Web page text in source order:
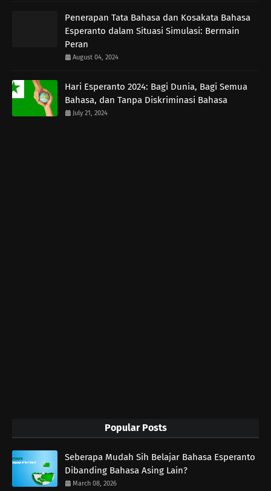
Penerapan Tata Bahasa dan Kosakata Bahasa
Esperanto dalam Situasi Simulasi: Bermain
Peran
August 04, 2024
Hari Esperanto 2024: Bagi Dunia, Bagi Semua
Bahasa, dan Tanpa Diskriminasi Bahasa
July 21, 2024
Popular Posts
Seberapa Mudah Sih Belajar Bahasa Esperanto
Dibanding Bahasa Asing Lain?
March 08, 2026